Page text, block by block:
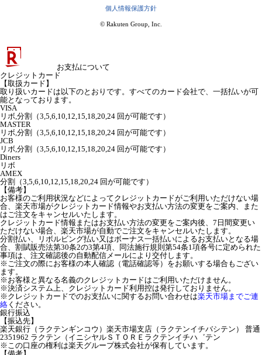
個人情報保護方針
© Rakuten Group, Inc.
お支払について
クレジットカード
【取扱カード】
取り扱いカードは以下のとおりです。すべてのカード会社で、一括払いが可
能となっております。
VISA
リボ,分割（3,5,6,10,12,15,18,20,24 回が可能です）
MASTER
リボ,分割（3,5,6,10,12,15,18,20,24 回が可能です）
JCB
リボ,分割（3,5,6,10,12,15,18,20,24 回が可能です）
Diners
リボ
AMEX
分割（3,5,6,10,12,15,18,20,24 回が可能です）
【備考】
お客様のご利用状況などによってクレジットカードがご利用いただけない場
合、楽天市場がクレジットカード情報やお支払い方法の変更をご案内、また
はご注文をキャンセルいたします。
クレジットカード情報またはお支払い方法の変更をご案内後、7日間変更い
ただけない場合、楽天市場が自動でご注文をキャンセルいたします。
分割払い、リボルビング払い又はボーナス一括払いによるお支払いとなる場
合、割賦販売法第30条2の3第4項、同法施行規則第54条1項各号に定められた
事項は、注文確認後の自動配信メールにより交付します。
※ご注文の際にお客様の本人確認（電話確認等）をお願いする場合もござい
ます。
※お客様と異なる名義のクレジットカードはご利用いただけません。
※決済システム上、クレジットカード利用控は発行しておりません。
※クレジットカードでのお支払いに関するお問い合わせは楽天市場までご連
絡 ください。
銀行振込
【振込先】
楽天銀行（ラクテンギンコウ）楽天市場支店（ラクテンイチバシテン） 普通
2351962 ラクテン（イニシヤルＳＴＯＲＥラクテンイチハ゛テン
※この口座の権利は楽天グループ株式会社が保有しています。